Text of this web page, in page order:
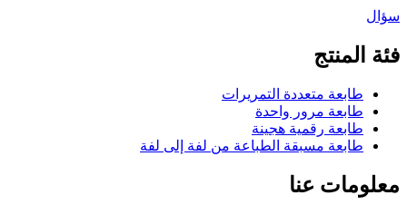
سؤال
فئة المنتج
طابعة متعددة التمريرات
طابعة مرور واحدة
طابعة رقمية هجينة
طابعة مسبقة الطباعة من لفة إلى لفة
معلومات عنا